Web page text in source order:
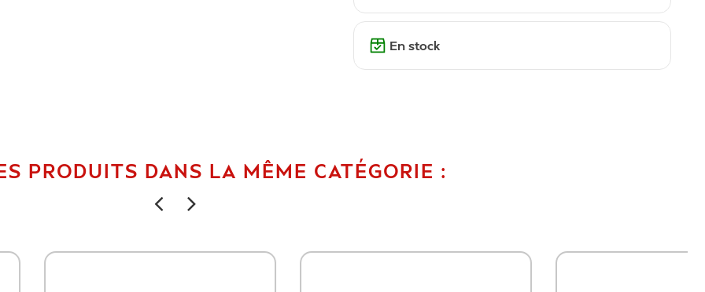
En stock
PRODUITS DANS LA MÊME CATÉGORIE :